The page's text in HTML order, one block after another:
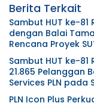
Berita Terkait
Sambut HUT ke-81
dengan Balai
Rencana Proyek
Watudodol/
Sambut HUT ke-81
21.865 Pelanggan
Services PLN pada
PLN Icon Plus